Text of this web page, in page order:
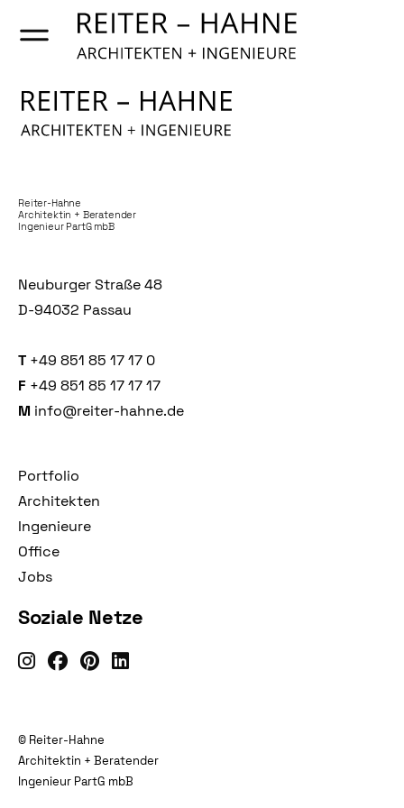
Reiter-Hahne
Architektin + Beratender
Ingenieur PartG mbB
Neuburger Straße 48
D-94032 Passau
T +49 851 85 17 17 0
F +49 851 85 17 17 17
M info@reiter-hahne.de
Portfolio
Architekten
Ingenieure
Office
Jobs
Soziale Netze
© Reiter-Hahne
Architektin + Beratender
Ingenieur PartG mbB